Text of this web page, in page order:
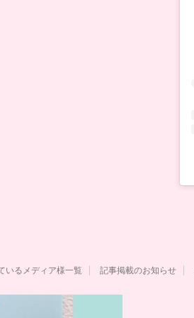
いるメディア様一覧 記事掲載のお知らせ